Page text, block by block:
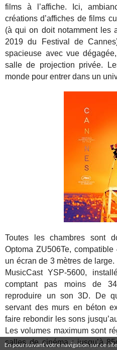
En poursuivant votre navigation sur ce
films à l’affiche. Ici,
créations d’affiches de films
(à qui on doit notamment les
2019 du Festival de
spacieuse avec vue
salle de projection privée.
monde pour entrer dans un
Toutes les chambres sont
Optoma ZU506Te,
un écran de 3 mètres de
MusicCast YSP-5600,
comptant pas moins de
reproduire un son 3D. De
servant des murs en béton
faire rebondir les sons
Les volumes maximum sont
salles de cinéma ; jusqu’à